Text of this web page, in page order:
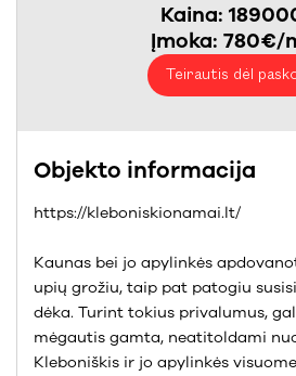
Kaina:
Įmoka: 780€/
Teirautis dėl
Objekto informacija
https://kleboniskionamai.lt/
Kaunas bei jo apylinkės
upių grožiu, taip pat patogiu
dėka. Turint tokius privalumus,
mėgautis gamta, neatitoldami
Kleboniškis ir jo apylinkės